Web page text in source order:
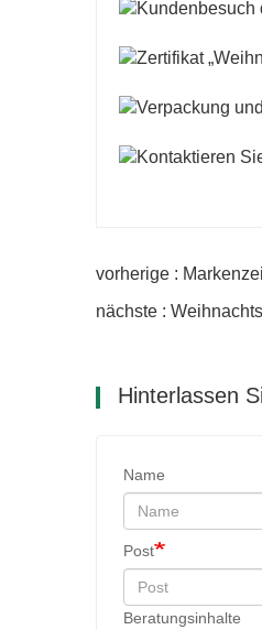
vorherige :
nächste :
Hinterlassen
Name
Post
Beratungsinhalte